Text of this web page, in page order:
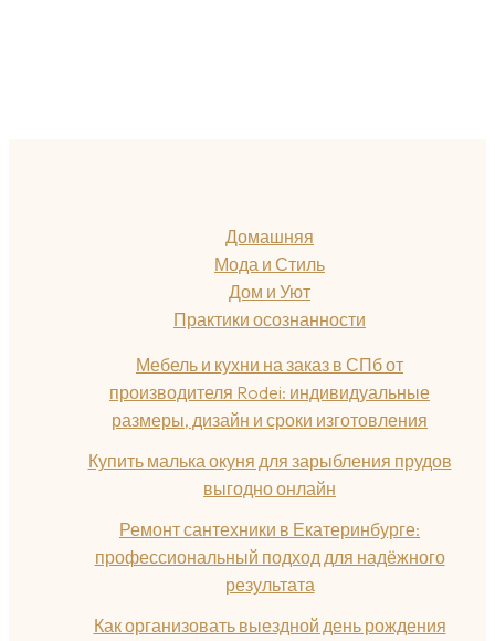
Домашняя
Мода и Стиль
Дом и Уют
Практики осознанности
Мебель и кухни на заказ в СПб от
производителя Rodei: индивидуальные
размеры, дизайн и сроки изготовления
Купить малька окуня для зарыбления прудов
выгодно онлайн
Ремонт сантехники в Екатеринбурге:
профессиональный подход для надёжного
результата
Как организовать выездной день рождения